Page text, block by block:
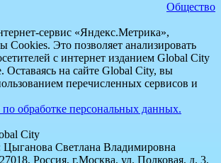
Общество
сервис «Яндекс.Метрика»,
Cookies. Это позволяет анализировать
с интернет изданием Global City
Оставаясь на сайте Global City, вы
перечисленных сервисов и
обработке персональных данных.
City
Цыганова Светлана Владимировна
Россия, г.Москва, ул. Полковая, д. 3,